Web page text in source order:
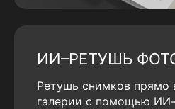
ИИ–РЕТУШЬ
Ретушь снимков прямо
галерии с помощью